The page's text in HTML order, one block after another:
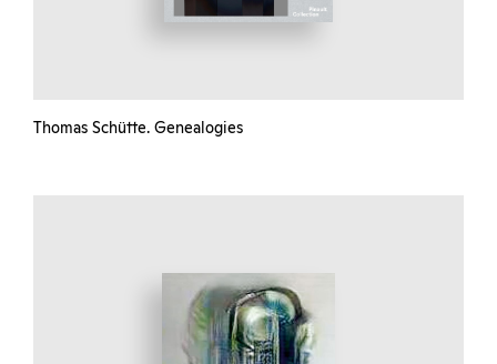
Thomas Schütte. Genealogies